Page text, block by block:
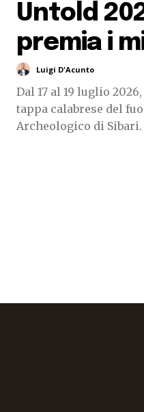
Untold
premia i
Luigi D'Acunto
Dal 17 al 19 luglio
tappa calabrese del
Archeologico di